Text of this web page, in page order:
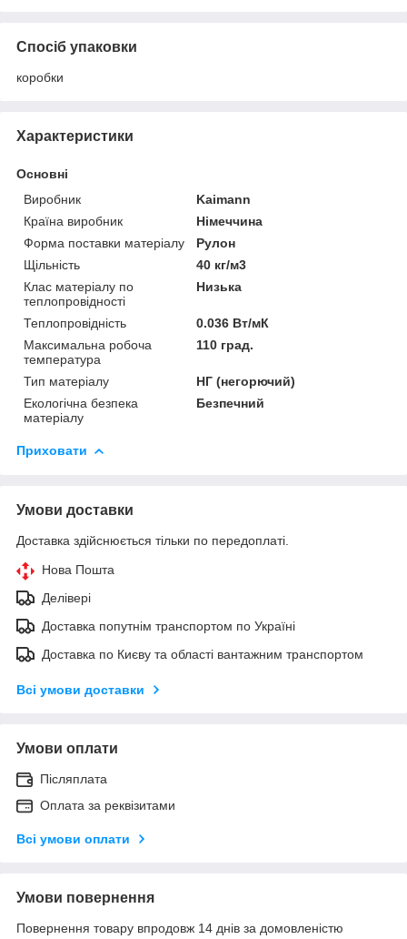
Спосіб упаковки
коробки
Характеристики
Основні
Виробник
Kaimann
Країна виробник
Німеччина
Форма поставки матеріалу
Рулон
Щільність
40 кг/м3
Клас матеріалу по
теплопровідності
Низька
Теплопровідність
0.036 Вт/мК
Максимальна робоча
температура
110 град.
Тип матеріалу
НГ (негорючий)
Екологічна безпека
матеріалу
Безпечний
Приховати
Умови доставки
Доставка здійснюється тільки по передоплаті.
Нова Пошта
Делівері
Доставка попутнім транспортом по Україні
Доставка по Києву та області вантажним транспортом
Всі умови доставки
Умови оплати
Післяплата
Оплата за реквізитами
Всі умови оплати
Умови повернення
Повернення товару впродовж 14 днів за домовленістю